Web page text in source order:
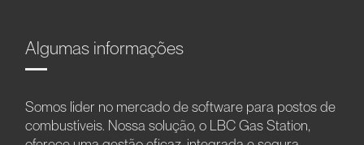
Algumas informações
Somos líder no mercado de software para postos de
combustíveis. Nossa solução, o LBC Gas Station,